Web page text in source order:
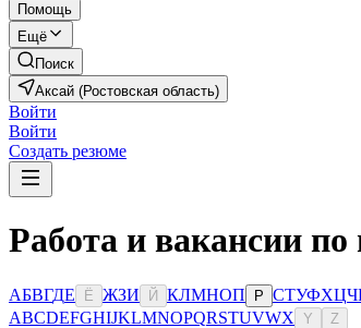
Помощь
Ещё
Поиск
Аксай (Ростовская область)
Войти
Войти
Создать резюме
Работа и вакансии
АБВГДЕ Ё ЖЗИ Й КЛМНОП Р СТУФХЦЧ
ABCDEFGHIJKLMNOPQRSTUVWX Y Z